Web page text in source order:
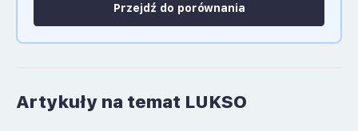
Przejdź do porównania
Artykuły na temat LUKSO